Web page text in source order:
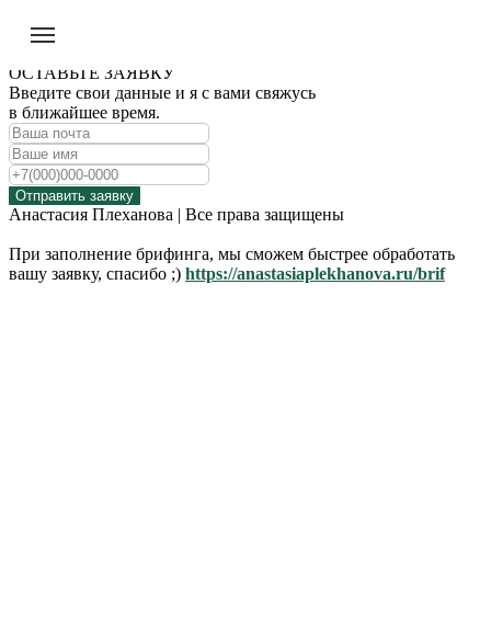
ОСТАВЬТЕ ЗАЯВКУ
Введите свои данные и я с вами свяжусь
в ближайшее время.
Отправить заявку
Анастасия Плеханова | Все права защищены
При заполнение брифинга, мы сможем быстрее обработать
вашу заявку, спасибо ;) https://anastasiaplekhanova.ru/brif